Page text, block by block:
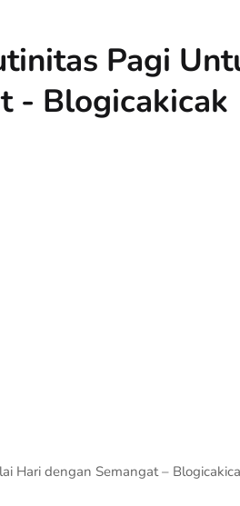
Pagi
- Blogicakicak
Hari dengan Semangat –